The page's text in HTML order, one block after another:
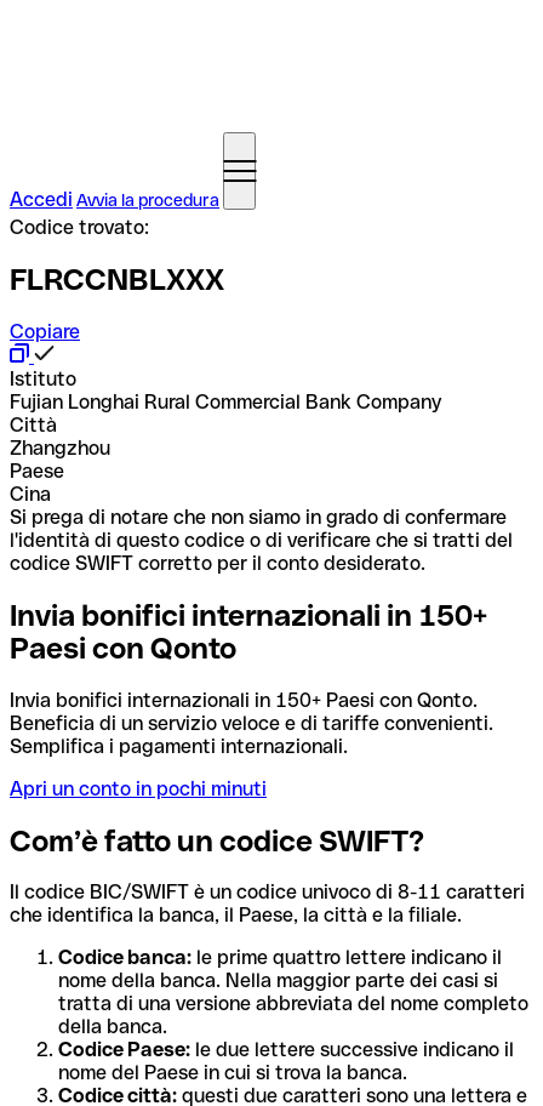
Accedi Avvia la procedura
Codice trovato:
FLRCCNBLXXX
Copiare
Istituto
Fujian Longhai Rural Commercial Bank Company
Città
Zhangzhou
Paese
Cina
Si prega di notare che non siamo in grado di confermare
l'identità di questo codice o di verificare che si tratti del
codice SWIFT corretto per il conto desiderato.
Invia bonifici internazionali in 150+
Paesi con Qonto
Invia bonifici internazionali in 150+ Paesi con Qonto.
Beneficia di un servizio veloce e di tariffe convenienti.
Semplifica i pagamenti internazionali.
Apri un conto in pochi minuti
Com’è fatto un codice SWIFT?
Il codice BIC/SWIFT è un codice univoco di 8-11 caratteri
che identifica la banca, il Paese, la città e la filiale.
Codice banca: le prime quattro lettere indicano il
nome della banca. Nella maggior parte dei casi si
tratta di una versione abbreviata del nome completo
della banca.
Codice Paese: le due lettere successive indicano il
nome del Paese in cui si trova la banca.
Codice città: questi due caratteri sono una lettera e